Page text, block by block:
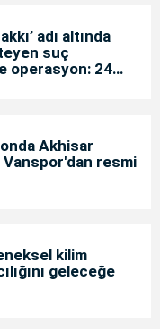
adı altında
suç
operasyon: 24
Akhisar
Vanspor'dan resmi
kilim
geleceğe